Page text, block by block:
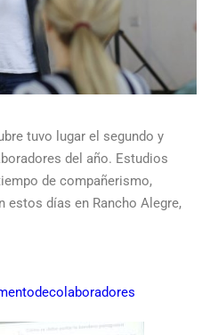
tuvo lugar el segundo y
del año. Estudios
de compañerismo,
estos días en Rancho Alegre,